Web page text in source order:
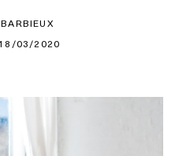
03/2020